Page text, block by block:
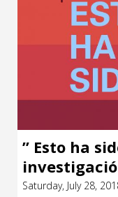
” Esto ha
fotografía
Saturday, July 28,